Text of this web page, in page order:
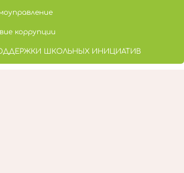
коррупции
ШКОЛЬНЫХ ИНИЦИАТИВ